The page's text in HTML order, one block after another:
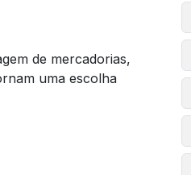
de mercadorias,
uma escolha